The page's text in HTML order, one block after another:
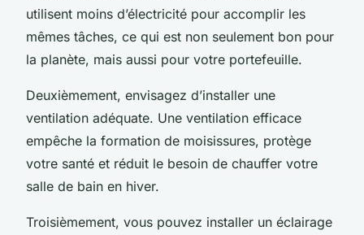
utilisent moins d’électricité pour accomplir les
mêmes tâches, ce qui est non seulement bon pour
la planète, mais aussi pour votre portefeuille.
Deuxièmement, envisagez d’installer une
ventilation adéquate. Une ventilation efficace
empêche la formation de moisissures, protège
votre santé et réduit le besoin de chauffer votre
salle de bain en hiver.
Troisièmement, vous pouvez installer un éclairage